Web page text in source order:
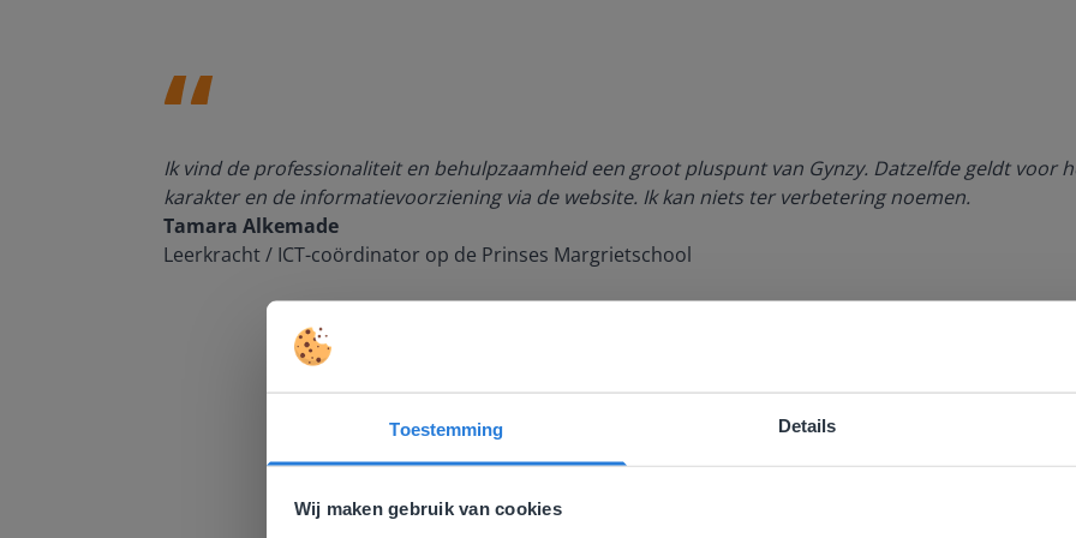
Toestemming Details
Wij maken gebruik van cookies
Ik vind de professionaliteit en behulpzaamheid een groot pluspunt van Gynzy. Datzelfde geldt voor
karakter en de informatievoorziening via de website. Ik kan niets ter verbetering noemen.
Tamara Alkemade
Leerkracht / ICT-coördinator op de Prinses Margrietschool
Deze website komt niet overeen met je
Gezien je locatie, denken we dat je misschien liever naar de website